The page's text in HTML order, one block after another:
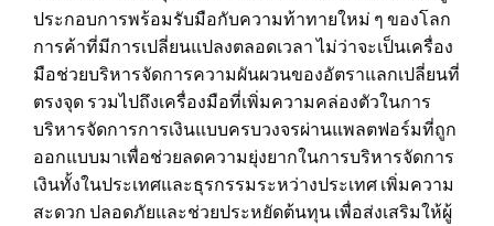
ประกอบการพร้อมรับมือกับความท้าทายใหม่ ๆ ของโลก
การค้าที่มีการเปลี่ยนแปลงตลอดเวลา ไม่ว่าจะเป็นเครื่อง
มือช่วยบริหารจัดการความผันผวนของอัตราแลกเปลี่ยนที่
ตรงจุด รวมไปถึงเครื่องมือที่เพิ่มความคล่องตัวในการ
บริหารจัดการการเงินแบบครบวงจรผ่านแพลตฟอร์มที่ถูก
ออกแบบมาเพื่อช่วยลดความยุ่งยากในการบริหารจัดการ
เงินทั้งในประเทศและธุรกรรมระหว่างประเทศ เพิ่มความ
สะดวก ปลอดภัยและช่วยประหยัดต้นทุน เพื่อส่งเสริมให้ผู้